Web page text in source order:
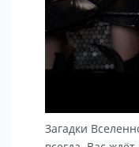
Загадки